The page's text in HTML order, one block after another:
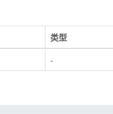
类型
-